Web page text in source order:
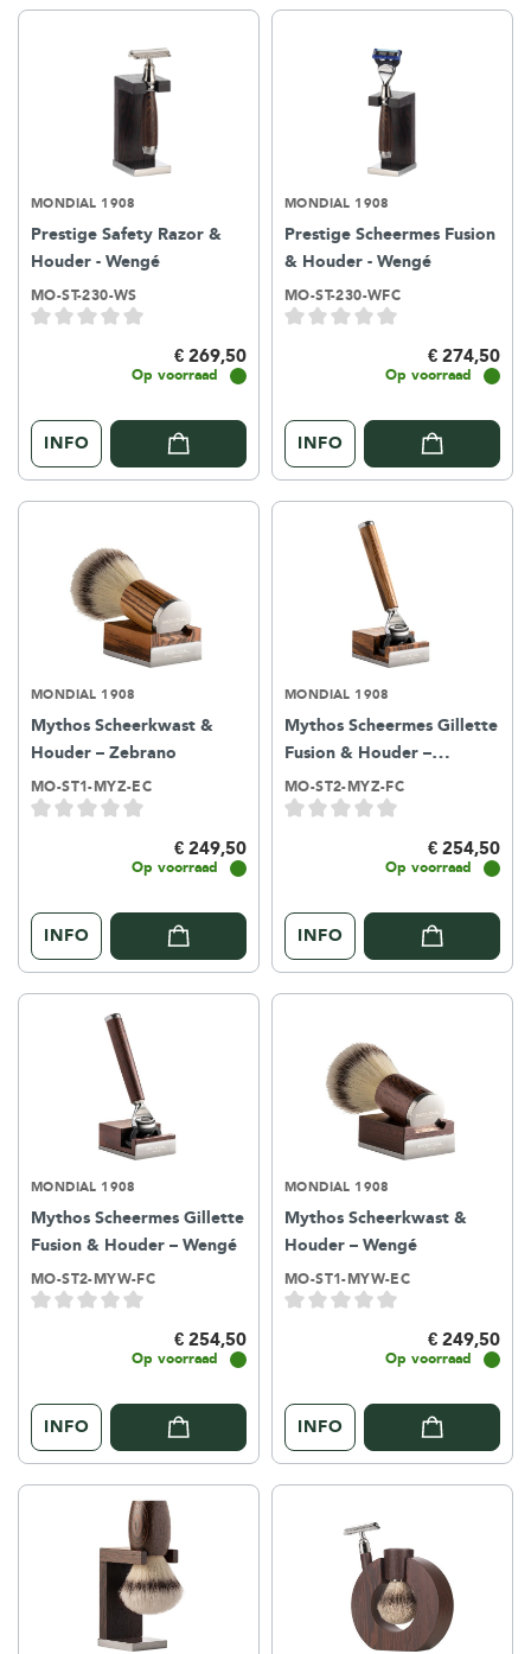
MONDIAL 1908
Prestige Safety Razor &
Houder - Wengé
MO-ST-230-WS
€ 269,50
Op voorraad
INFO
MONDIAL 1908
Prestige Scheermes Fusion
& Houder - Wengé
MO-ST-230-WFC
€ 274,50
Op voorraad
INFO
MONDIAL 1908
Mythos Scheerkwast &
Houder – Zebrano
MO-ST1-MYZ-EC
€ 249,50
Op voorraad
INFO
MONDIAL 1908
Mythos Scheermes Gillette
Fusion & Houder –
Zebrano
MO-ST2-MYZ-FC
€ 254,50
Op voorraad
INFO
MONDIAL 1908
Mythos Scheermes Gillette
Fusion & Houder – Wengé
MO-ST2-MYW-FC
€ 254,50
Op voorraad
INFO
MONDIAL 1908
Mythos Scheerkwast &
Houder – Wengé
MO-ST1-MYW-EC
€ 249,50
Op voorraad
INFO